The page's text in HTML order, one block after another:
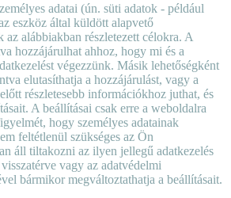
adatai (ún. süti adatok - például
eszköz által küldött alapvető
alábbiakban részletezett célokra. A
hozzájárulhat ahhoz, hogy mi és a
végezzünk. Másik lehetőségként
elutasíthatja a hozzájárulást, vagy a
részletesebb információkhoz juthat, és
A beállításai csak erre a weboldalra
hogy személyes adatainak
feltétlenül szükséges az Ön
áll tiltakozni az ilyen jellegű adatkezelés
vagy az adatvédelmi
bármikor megváltoztathatja a beállításait.